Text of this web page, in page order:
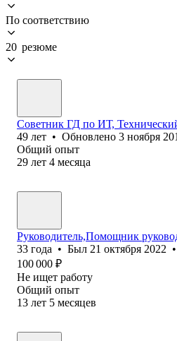
По соответствию
20 резюме
Советник ГД по ИТ,
49 лет • Обновлено 3 ноября
Общий опыт
29 лет 4 месяца
Руководитель,Помощник
33 года • Был 21 октября 2022 •
100 000 ₽
Не ищет работу
Общий опыт
13 лет 5 месяцев